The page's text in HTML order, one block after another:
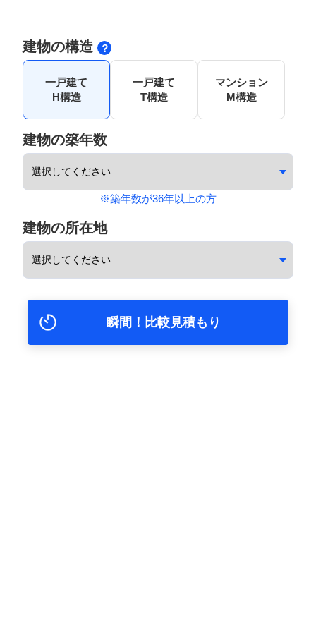
建物の構造
一戸建て
H構造
一戸建て
T構造
マンション
M構造
建物の築年数
※築年数が36年以上の方
建物の所在地
瞬間！比較見積もり